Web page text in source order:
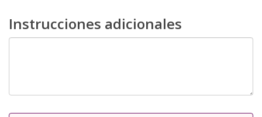
Instrucciones adicionales